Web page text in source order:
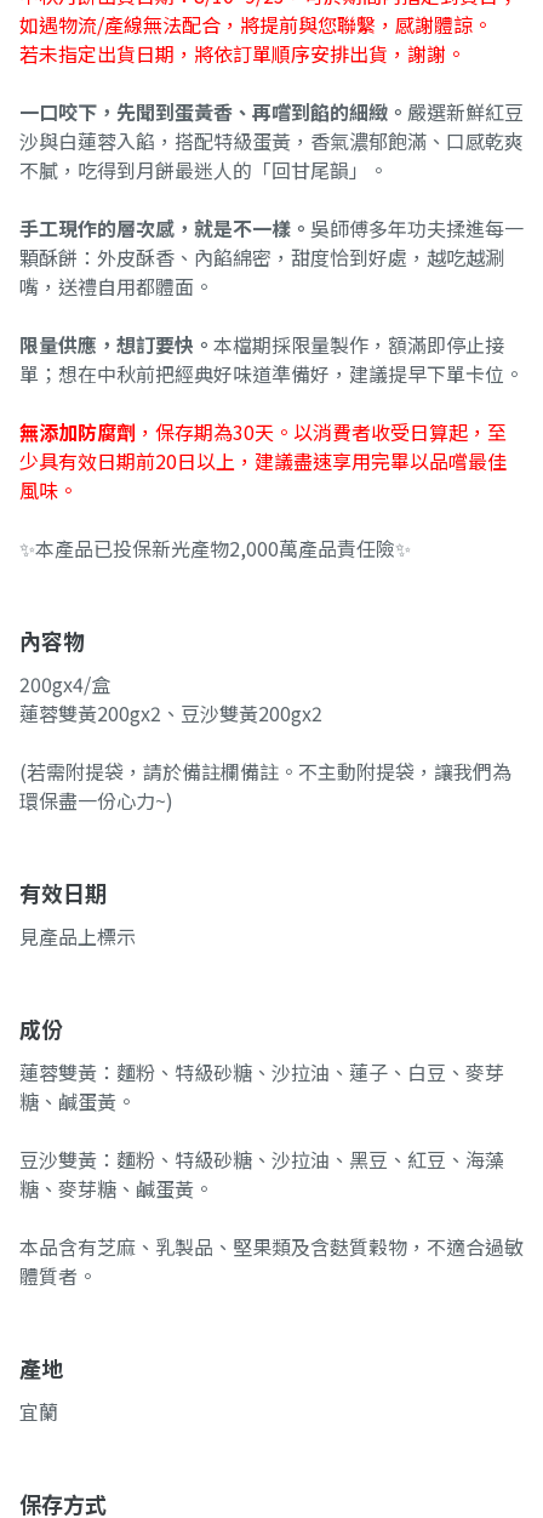
如遇物流/產線無法配合，將提前與您聯繫，感謝體諒。
若未指定出貨日期，將依訂單順序安排出貨，謝謝。
一口咬下，先聞到蛋黃香、再嚐到餡的細緻。 嚴選新鮮紅豆
沙與白蓮蓉入餡，搭配特級蛋黃，香氣濃郁飽滿、口感乾爽
不膩，吃得到月餅最迷人的「回甘尾韻」。
手工現作的層次感，就是不一樣。 吳師傅多年功夫揉進每一
顆酥餅：外皮酥香、內餡綿密，甜度恰到好處，越吃越涮
嘴，送禮自用都體面。
限量供應，想訂要快。 本檔期採限量製作，額滿即停止接
單；想在中秋前把經典好味道準備好，建議提早下單卡位。
無添加防腐劑 ，保存期為30天。以消費者收受日算起，至
少具有效日期前20日以上，建議盡速享用完畢以品嚐最佳
風味。
✨本產品已投保新光產物2,000萬產品責任險✨
內容物
200gx4/盒
蓮蓉雙黃200gx2、豆沙雙黃200gx2
(若需附提袋，請於備註欄備註。不主動附提袋，讓我們為
環保盡一份心力~)
有效日期
見產品上標示
成份
蓮蓉雙黃：麵粉、特級砂糖、沙拉油、蓮子、白豆、麥芽
糖、鹹蛋黃。
豆沙雙黃：麵粉、特級砂糖、沙拉油、黑豆、紅豆、海藻
糖、麥芽糖、鹹蛋黃。
本品含有芝麻、乳製品、堅果類及含麩質穀物，不適合過敏
體質者。
產地
宜蘭
保存方式